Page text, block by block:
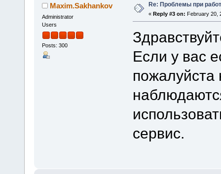
Maxim.Sakhankov
Administrator
Users
Posts: 300
Re: Проблемы при
« Reply #3 on: February 20,
Если у вас
сервис.